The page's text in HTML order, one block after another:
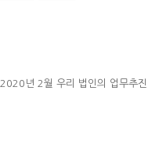
2020년 2월 우리 법인의 업무추